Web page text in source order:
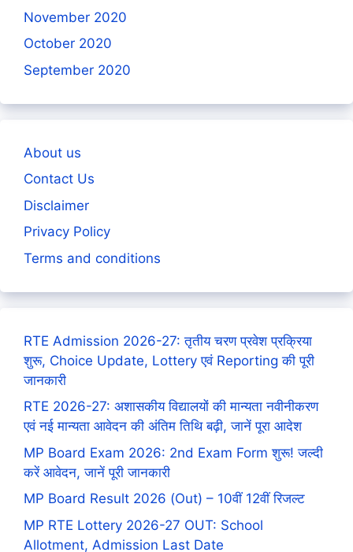
November 2020
October 2020
September 2020
About us
Contact Us
Disclaimer
Privacy Policy
Terms and conditions
RTE Admission 2026-27: तृतीय चरण प्रवेश प्रक्रिया
शुरू, Choice Update, Lottery एवं Reporting की पूरी
जानकारी
RTE 2026-27: अशासकीय विद्यालयों की मान्यता नवीनीकरण
एवं नई मान्यता आवेदन की अंतिम तिथि बढ़ी, जानें पूरा आदेश
MP Board Exam 2026: 2nd Exam Form शुरू! जल्दी
करें आवेदन, जानें पूरी जानकारी
MP Board Result 2026 (Out) – 10वीं 12वीं रिजल्ट
MP RTE Lottery 2026-27 OUT: School
Allotment, Admission Last Date